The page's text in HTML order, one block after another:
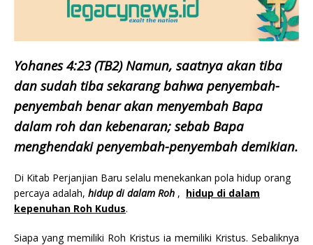
Yohanes 4:23 (TB2) Namun, saatnya akan tiba
dan sudah tiba sekarang bahwa penyembah-
penyembah benar akan menyembah Bapa
dalam roh dan kebenaran; sebab Bapa
menghendaki penyembah-penyembah demikian.
Di Kitab Perjanjian Baru selalu menekankan pola hidup orang
percaya adalah, hidup di dalam Roh , hidup di dalam
kepenuhan Roh Kudus.
Siapa yang memiliki Roh Kristus ia memiliki Kristus. Sebaliknya